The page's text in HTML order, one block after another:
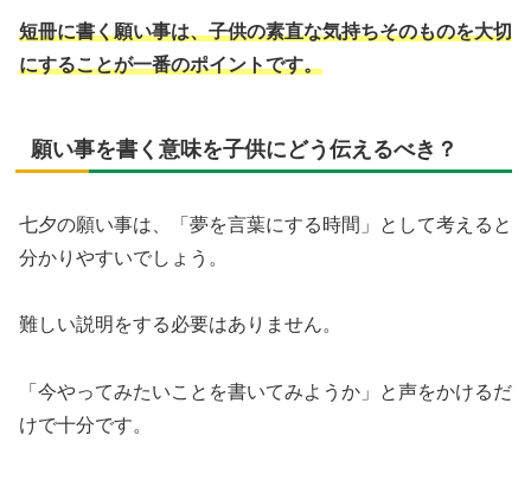
短冊に書く願い事は、子供の素直な気持ちそのものを大切
にすることが一番のポイントです。
願い事を書く意味を子供にどう伝えるべき？
七夕の願い事は、「夢を言葉にする時間」として考えると
分かりやすいでしょう。
難しい説明をする必要はありません。
「今やってみたいことを書いてみようか」と声をかけるだ
けで十分です。